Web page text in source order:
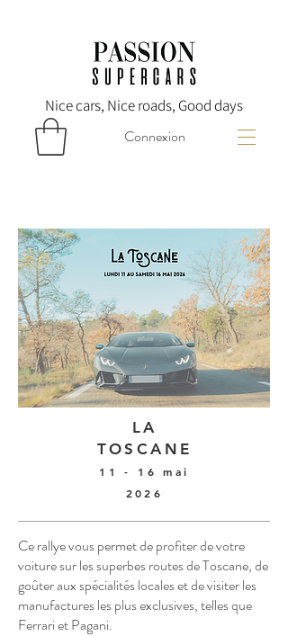
Connexion
Nice cars, Nice roads, Good days
LA
TOSCANE
11 - 16 mai
2026
Ce rallye vous permet de profiter de votre
voiture sur les superbes routes de Toscane, de
goûter aux spécialités locales et de visiter les
manufactures les plus exclusives, telles que
Ferrari et Pagani.